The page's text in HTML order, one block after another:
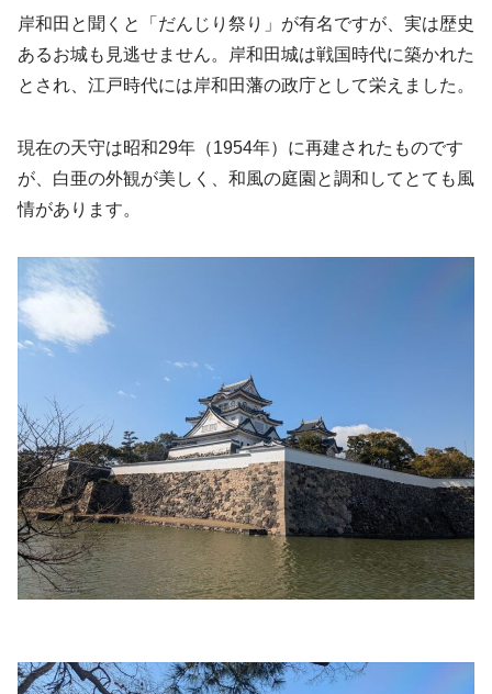
岸和田と聞くと「だんじり祭り」が有名ですが、実は歴史
あるお城も見逃せません。岸和田城は戦国時代に築かれた
とされ、江戸時代には岸和田藩の政庁として栄えました。
現在の天守は昭和29年（1954年）に再建されたものです
が、白亜の外観が美しく、和風の庭園と調和してとても風
情があります。